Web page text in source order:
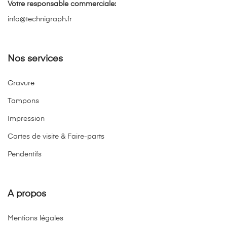
Votre responsable commerciale:
info@technigraph.fr
Nos services
Gravure
Tampons
Impression
Cartes de visite & Faire-parts
Pendentifs
A propos
Mentions légales